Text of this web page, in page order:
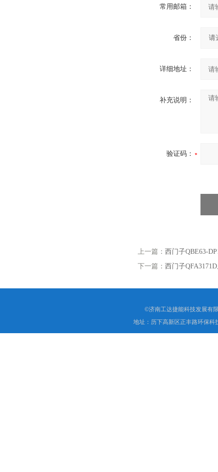
常用邮箱：
省份：
详细地址：
补充说明：
验证码：
上一篇： 西门子QBE63-
下一篇： 西门子
©济南工达捷能科技发展有
地址：历下高新区正丰路环保科